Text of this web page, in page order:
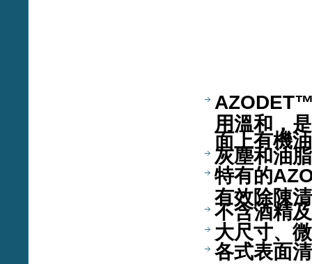
用溫和，
面上有機
灰塵和油
特有的
有效除陳
不含酒精
大尺寸、
各式表面